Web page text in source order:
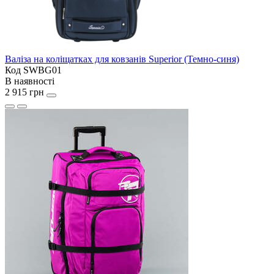
Валіза на коліщатках для ковзанів Superior (Темно-синя)
Код SWBG01
В наявності
2 915 грн